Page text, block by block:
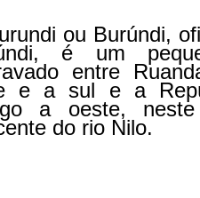
ou Burúndi,
é um
entre
e a sul e a
a oeste,
do rio Nilo.